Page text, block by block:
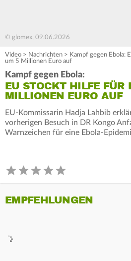
© glomex, 09.06.2026
Video > Nachrichten > Kampf gegen Ebola:
um 5 Millionen Euro auf
Kampf gegen Ebola:
EU STOCKT HILFE FÜR
MILLIONEN EURO AUF
EU-Kommissarin Hadja Lahbib
vorherigen Besuch in DR Kongo
Warnzeichen für eine Ebola-
EMPFEHLUNGEN